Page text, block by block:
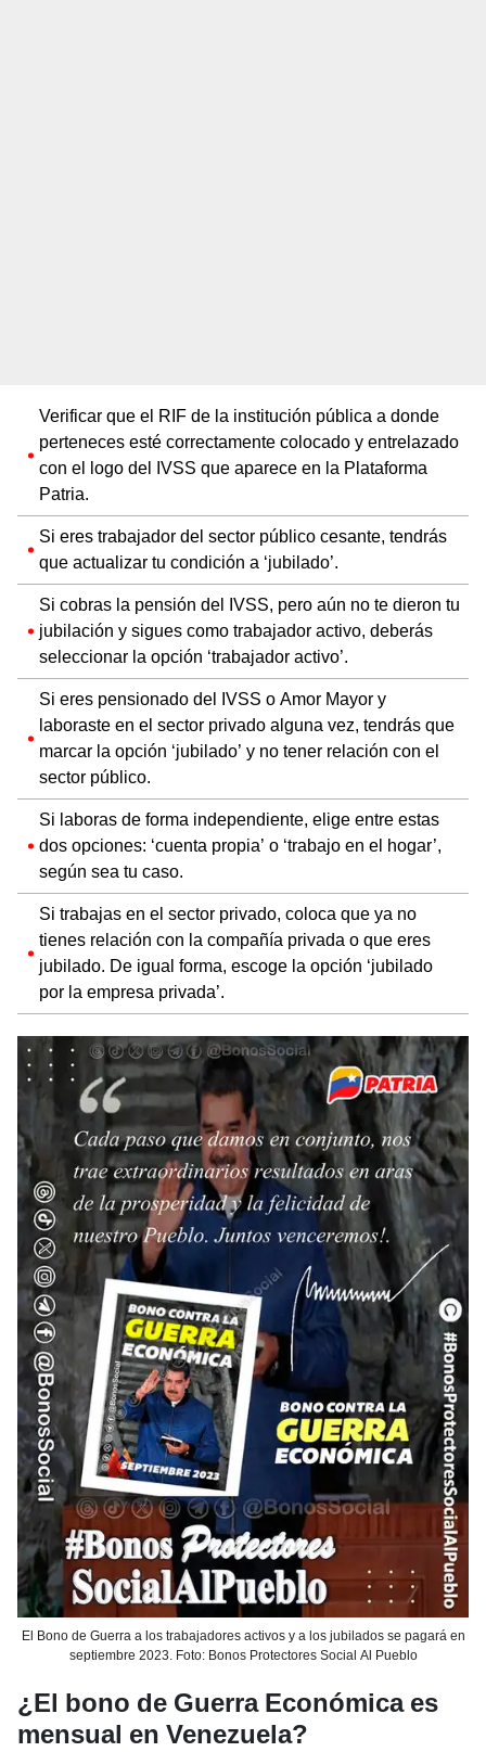
Verificar que el RIF de la institución pública a donde
perteneces esté correctamente colocado y entrelazado
con el logo del IVSS que aparece en la Plataforma
Patria.
Si eres trabajador del sector público cesante, tendrás
que actualizar tu condición a ‘jubilado’.
Si cobras la pensión del IVSS, pero aún no te dieron tu
jubilación y sigues como trabajador activo, deberás
seleccionar la opción ‘trabajador activo’.
Si eres pensionado del IVSS o Amor Mayor y
laboraste en el sector privado alguna vez, tendrás que
marcar la opción ‘jubilado’ y no tener relación con el
sector público.
Si laboras de forma independiente, elige entre estas
dos opciones: ‘cuenta propia’ o ‘trabajo en el hogar’,
según sea tu caso.
Si trabajas en el sector privado, coloca que ya no
tienes relación con la compañía privada o que eres
jubilado. De igual forma, escoge la opción ‘jubilado
por la empresa privada’.
El Bono de Guerra a los trabajadores activos y a los jubilados se pagará en
septiembre 2023. Foto: Bonos Protectores Social Al Pueblo
¿El bono de Guerra Económica es
mensual en Venezuela?